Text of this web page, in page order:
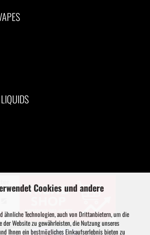
Cookies und andere
ähnliche Technologien, auch von Drittanbietern, um die
Website zu gewährleisten, die Nutzung unseres
Ihnen ein bestmögliches Einkaufserlebnis bieten zu